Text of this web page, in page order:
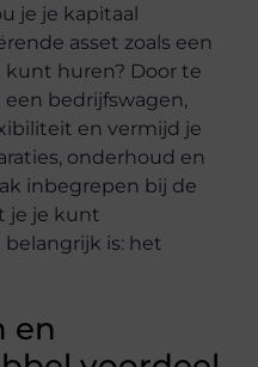
je je kapitaal
asset zoals een
kunt huren? Door te
bedrijfswagen,
en vermijd je
onderhoud en
inbegrepen bij de
je je kunt
is: het
en